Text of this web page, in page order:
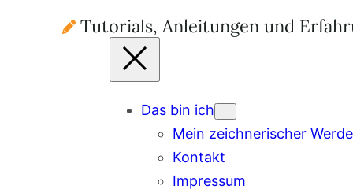
Tutorials, Anleitungen und
Das bin ich
Mein zeichnerischer
Kontakt
Impressum